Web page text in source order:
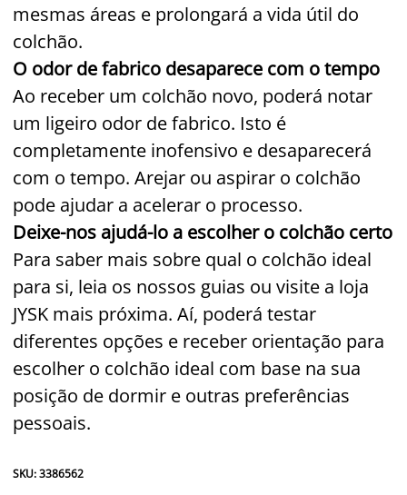
mesmas áreas e prolongará a vida útil do
colchão.
O odor de fabrico desaparece com o tempo
Ao receber um colchão novo, poderá notar
um ligeiro odor de fabrico. Isto é
completamente inofensivo e desaparecerá
com o tempo. Arejar ou aspirar o colchão
pode ajudar a acelerar o processo.
Deixe-nos ajudá-lo a escolher o colchão certo
Para saber mais sobre qual o colchão ideal
para si, leia os nossos guias ou visite a loja
JYSK mais próxima. Aí, poderá testar
diferentes opções e receber orientação para
escolher o colchão ideal com base na sua
posição de dormir e outras preferências
pessoais.
SKU: 3386562